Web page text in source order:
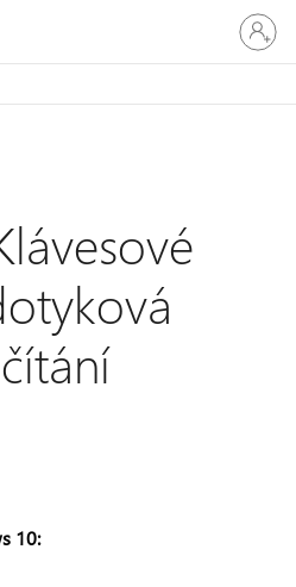
Přihlaste
se
ke
účtu
10: